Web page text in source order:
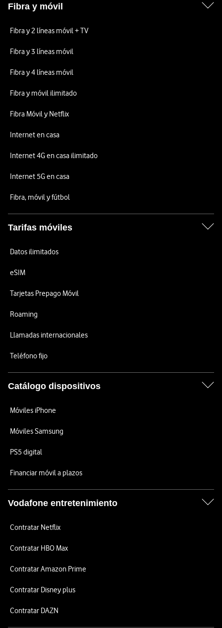
Fibra y móvil
Fibra y 2 líneas móvil + TV
Fibra y 3 líneas móvil
Fibra y 4 líneas móvil
Fibra y móvil ilimitado
Fibra Móvil y Netflix
Internet en casa
Internet 4G en casa ilimitado
Internet 5G en casa
Fibra, móvil y fútbol
Tarifas móviles
Datos ilimitados
eSIM
Tarjetas Prepago Móvil
Roaming
Llamadas internacionales
Teléfono fijo
Catálogo dispositivos
Móviles iPhone
Móviles Samsung
PS5 digital
Financiar móvil a plazos
Vodafone entretenimiento
Contratar Netflix
Contratar HBO Max
Contratar Amazon Prime
Contratar Disney plus
Contratar DAZN